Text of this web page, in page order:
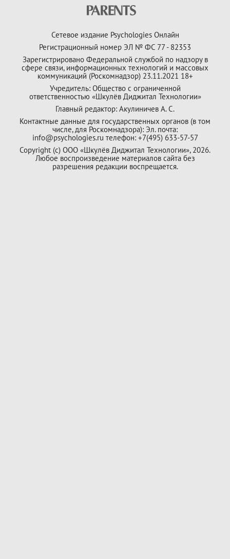
Сетевое издание Psychologies Онлайн
Регистрационный номер ЭЛ № ФС 77 - 82353
Зарегистрировано Федеральной службой по надзору в
сфере связи, информационных технологий и массовых
коммуникаций (Роскомнадзор) 23.11.2021 18+
Учредитель: Общество с ограниченной
ответственностью «Шкулёв Диджитал Технологии»
Главный редактор: Акулиничев А. С.
Контактные данные для государственных органов (в том
числе, для Роскомнадзора): Эл. почта:
info@psychologies.ru телефон: +7(495) 633-57-57
Copyright (с) ООО «Шкулёв Диджитал Технологии», 2026.
Любое воспроизведение материалов сайта без
разрешения редакции воспрещается.